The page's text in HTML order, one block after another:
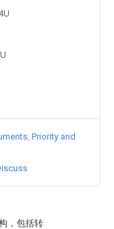
，包括转
Priority and